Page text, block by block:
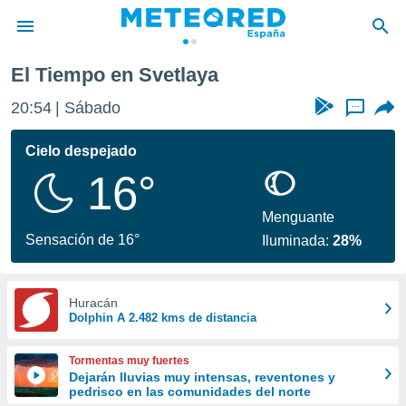
de
por
se
calidad.
a este
las
y
forma
digital
basada
El Tiempo en Svetlaya
20:54 Sábado ...
Cielo despejado
16°
Sensación de 16°
Menguante
Iluminada:28%
Huracán
Dolphin A 2.482 kms de distancia
Tormentas muy fuertes
Dejarán lluvias muy intensas, reventones y
pedrisco en las comunidades del norte